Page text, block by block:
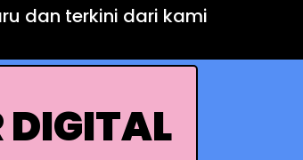
dan terkini dari kami
DIGITAL